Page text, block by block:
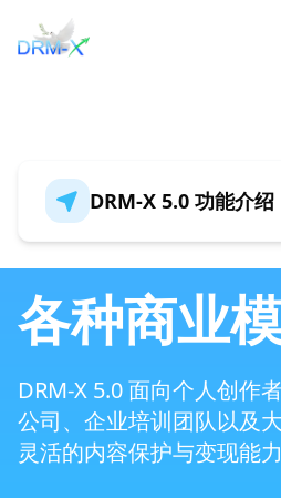
首页
DRM-X 5.0 功能介绍
概述
全新 DRM-X 5.0 安全架构
支持多种格式内容保护
各种商业
DRM-X 5.0 面向个人创作
公司、企业培训团队以及
灵活的内容保护与变现能力